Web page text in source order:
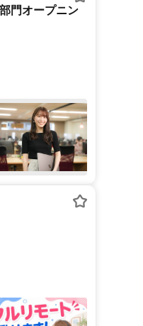
門オープニン